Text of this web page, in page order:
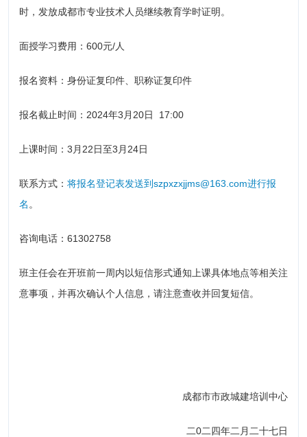
时，发放成都市专业技术人员继续教育学时证明。
面授学习费用：600元/人
报名资料：身份证复印件、职称证复印件
报名截止时间：2024年3月20日 17:00
上课时间：3月22日至3月24日
联系方式： 将报名登记表发送到‍szpxzxjjms@163.com‍进行报
名 。
咨询电话：61302758
班主任会在开班前一周内以短信形式通知上课具体地点等相关注
意事项，并再次确认个人信息，请注意查收并回复短信。
成都市市政城建培训中心
二0二四年二月二十七日